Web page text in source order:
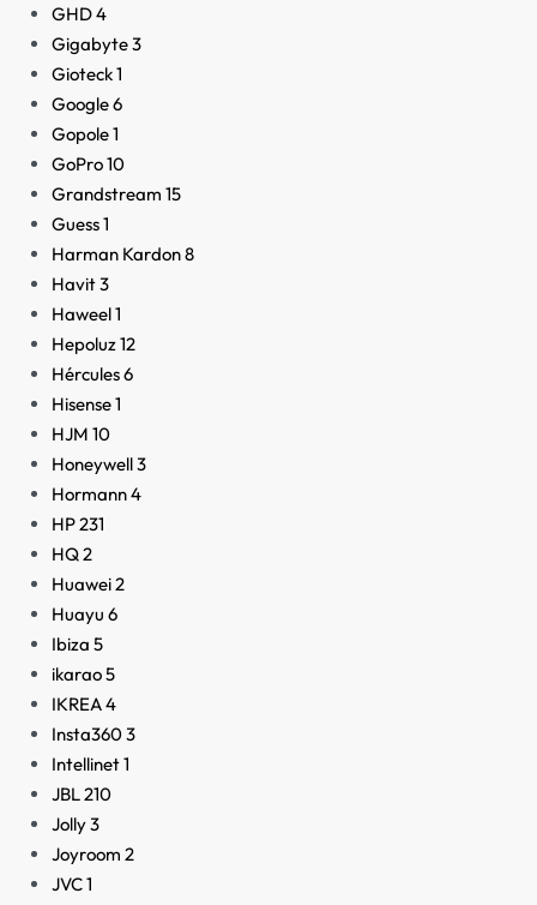
GHD4
Gigabyte3
Gioteck1
Google6
Gopole1
GoPro10
Grandstream 15
Guess1
Harman Kardon8
Havit3
Haweel1
Hepoluz12
Hércules6
Hisense1
HJM 10
Honeywell3
Hormann4
HP231
HQ2
Huawei2
Huayu 6
Ibiza 5
ikarao5
IKREA4
Insta3603
Intellinet1
JBL210
Jolly3
Joyroom 2
JVC1